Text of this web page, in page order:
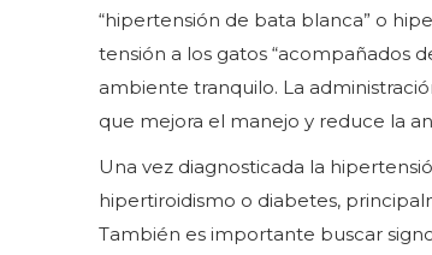
“hipertensión de bata blanca” o
tensión a los gatos “acompañados
ambiente tranquilo. La
que mejora el manejo y reduce la
Una vez diagnosticada la
hipertiroidismo o diabetes,
También es importante buscar